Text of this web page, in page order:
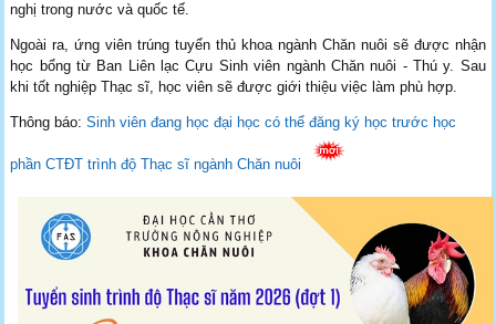
nghị trong nước và quốc tế.
Ngoài ra, ứng viên trúng tuyển thủ khoa ngành Chăn nuôi sẽ được nhận
học bổng từ Ban Liên lạc Cựu Sinh viên ngành Chăn nuôi - Thú y. Sau
khi tốt nghiệp Thạc sĩ, học viên sẽ được giới thiệu việc làm phù hợp.
Thông báo:Sinh viên đang học đại học có thể đăng ký học trước học
phần CTĐT trình độ Thạc sĩ ngành Chăn nuôi